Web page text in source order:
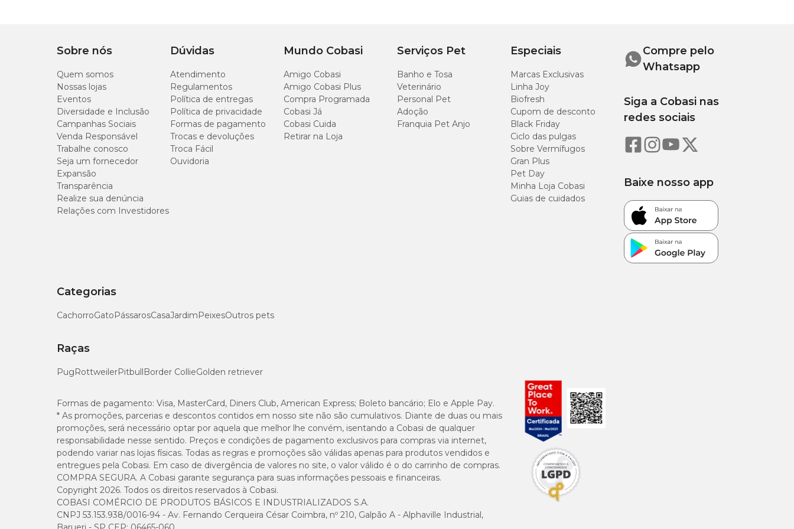
Tipo de Peitoral Formato de 8 45 à 63 cm
M 53 à 76 cm
G 66 à 99 cm
Sobre nós
Quem somos
Nossas lojas
Eventos
Diversidade e Inclusão
Campanhas Sociais
Venda Responsável
Trabalhe conosco
Seja um fornecedor
Expansão
Transparência
Realize sua denúncia
Relações com Investidores
Dúvidas
Atendimento
Regulamentos
Política de entregas
Política de privacidade
Formas de pagamento
Trocas e devoluções
Troca Fácil
Ouvidoria
Mundo Cobasi
Amigo Cobasi
Amigo Cobasi Plus
Compra Programada
Cobasi Já
Cobasi Cuida
Retirar na Loja
Serviços Pet
Banho e Tosa
Veterinário
Personal Pet
Adoção
Franquia Pet Anjo
Especiais
Marcas Exclusivas
Linha Joy
Biofresh
Cupom de desconto
Black Friday
Ciclo das pulgas
Sobre Vermífugos
Gran Plus
Pet Day
Minha Loja Cobasi
Guias de cuidados
Categorias
CachorroGatoPássarosCasaJardimPeixesOutros pets
Raças
PugRottweilerPitbullBorder CollieGolden retriever
Compre pelo
Whatsapp
Siga a Cobasi nas
redes sociais
Baixe nosso app
Formas de pagamento: Visa, MasterCard, Diners Club, American Express; Boleto bancário; Elo e Apple Pay.
* As promoções, parcerias e descontos contidos em nosso site não são cumulativos. Diante de duas ou mais
promoções, será necessário optar por aquela que melhor lhe convém, isentando a Cobasi de qualquer
responsabilidade nesse sentido. Preços e condições de pagamento exclusivos para compras via internet,
podendo variar nas lojas físicas. Todas as regras e promoções são válidas apenas para produtos vendidos e
entregues pela Cobasi. Em caso de divergência de valores no site, o valor válido é o do carrinho de compras.
COMPRA SEGURA. A Cobasi garante segurança para suas informações pessoais e financeiras.
Copyright 2026. Todos os direitos reservados à Cobasi.
COBASI COMÉRCIO DE PRODUTOS BÁSICOS E INDUSTRIALIZADOS S.A.
CNPJ 53.153.938/0016-94 - Av. Fernando Cerqueira César Coimbra, nº 210, Galpão A - Alphaville Industrial,